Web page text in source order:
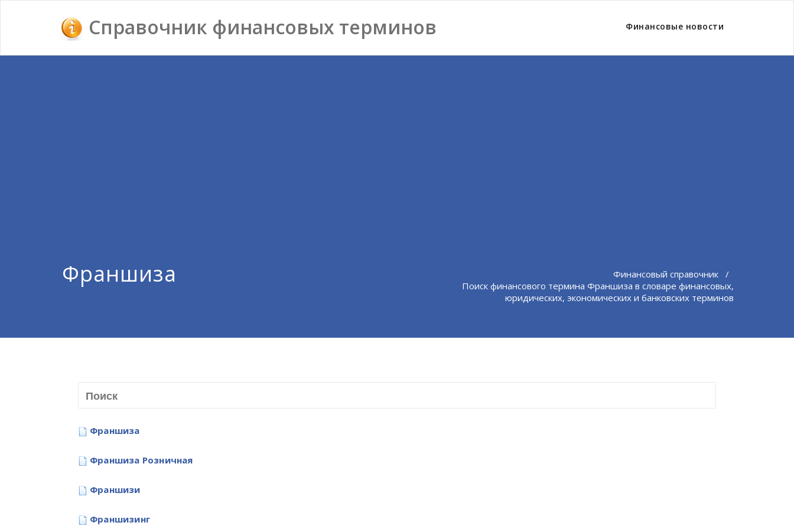
Справочник финансовых терминов Финансовые новости
Франшиза Финансовый справочник /
Поиск финансового термина Франшиза в словаре финансовых,
юридических, экономических и банковских терминов
Франшиза
Франшиза Розничная
Франшизи
Франшизинг